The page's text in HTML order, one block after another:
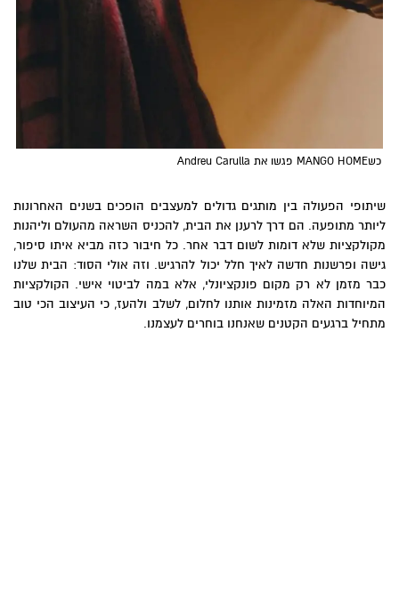
כשMANGO HOME פגשו את Andreu Carulla
שיתופי הפעולה בין מותגים גדולים למעצבים הופכים בשנים האחרונות
ליותר מתופעה. הם דרך לרענן את הבית, להכניס השראה מהעולם וליהנות
מקולקציות שלא דומות לשום דבר אחר. כל חיבור כזה מביא איתו סיפור,
גישה ופרשנות חדשה לאיך חלל יכול להרגיש. וזה אולי הסוד: הבית שלנו
כבר מזמן לא רק מקום פונקציונלי, אלא במה לביטוי אישי. הקולקציות
המיוחדות האלה מזמינות אותנו לחלום, לשלב ולהעז, כי העיצוב הכי טוב
מתחיל ברגעים הקטנים שאנחנו בוחרים לעצמנו.